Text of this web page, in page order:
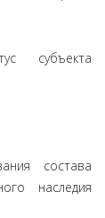
субъекта
состава
наследия